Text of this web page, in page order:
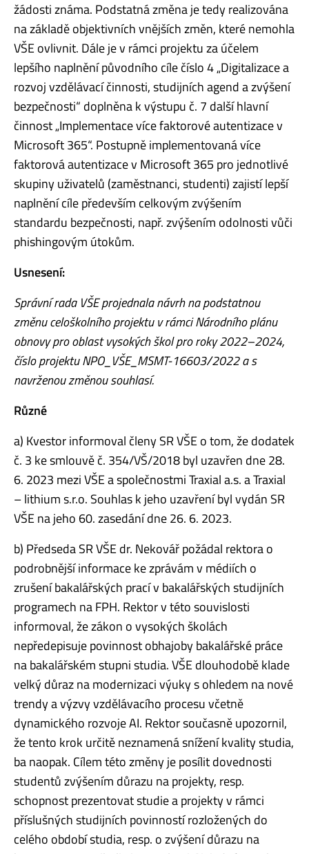
žádosti známa. Podstatná změna je tedy realizována
na základě objektivních vnějších změn, které nemohla
VŠE ovlivnit. Dále je v rámci projektu za účelem
lepšího naplnění původního cíle číslo 4 „Digitalizace a
rozvoj vzdělávací činnosti, studijních agend a zvýšení
bezpečnosti“ doplněna k výstupu č. 7 další hlavní
činnost „Implementace více faktorové autentizace v
Microsoft 365“. Postupně implementovaná více
faktorová autentizace v Microsoft 365 pro jednotlivé
skupiny uživatelů (zaměstnanci, studenti) zajistí lepší
naplnění cíle především celkovým zvýšením
standardu bezpečnosti, např. zvýšením odolnosti vůči
phishingovým útokům.
Usnesení:
Správní rada VŠE projednala návrh na podstatnou
změnu celoškolního projektu v rámci Národního plánu
obnovy pro oblast vysokých škol pro roky 2022–2024,
číslo projektu NPO_VŠE_MSMT-16603/2022 a s
navrženou změnou souhlasí.
Různé
a) Kvestor informoval členy SR VŠE o tom, že dodatek
č. 3 ke smlouvě č. 354/VŠ/2018 byl uzavřen dne 28.
6. 2023 mezi VŠE a společnostmi Traxial a.s. a Traxial
– lithium s.r.o. Souhlas k jeho uzavření byl vydán SR
VŠE na jeho 60. zasedání dne 26. 6. 2023.
b) Předseda SR VŠE dr. Nekovář požádal rektora o
podrobnější informace ke zprávám v médiích o
zrušení bakalářských prací v bakalářských studijních
programech na FPH. Rektor v této souvislosti
informoval, že zákon o vysokých školách
nepředepisuje povinnost obhajoby bakalářské práce
na bakalářském stupni studia. VŠE dlouhodobě klade
velký důraz na modernizaci výuky s ohledem na nové
trendy a výzvy vzdělávacího procesu včetně
dynamického rozvoje AI. Rektor současně upozornil,
že tento krok určitě neznamená snížení kvality studia,
ba naopak. Cílem této změny je posílit dovednosti
studentů zvýšením důrazu na projekty, resp.
schopnost prezentovat studie a projekty v rámci
příslušných studijních povinností rozložených do
celého období studia, resp. o zvýšení důrazu na